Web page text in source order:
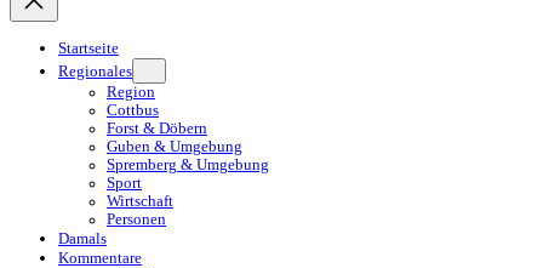
Startseite
Regionales
Region
Cottbus
Forst & Döbern
Guben & Umgebung
Spremberg & Umgebung
Sport
Wirtschaft
Personen
Damals
Kommentare